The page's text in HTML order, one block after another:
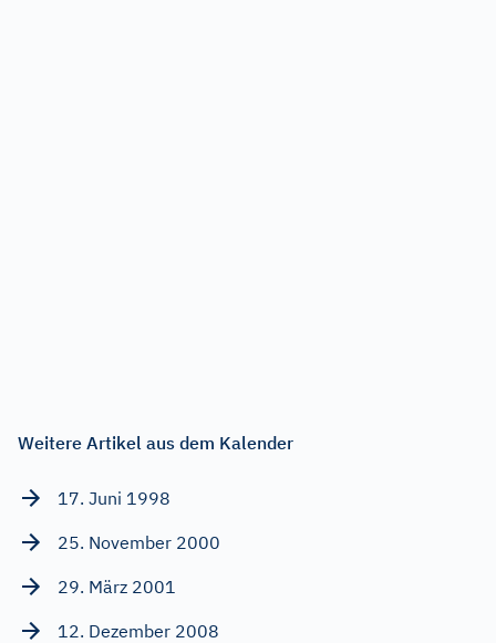
Weitere Artikel aus dem Kalender
17. Juni 1998
25. November 2000
29. März 2001
12. Dezember 2008